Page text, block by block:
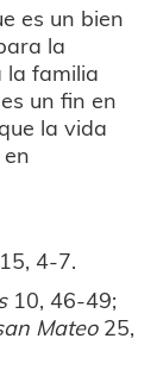
es un bien
la
la familia
un fin en
la vida
15, 4-7.
10, 46-49;
Mateo25,